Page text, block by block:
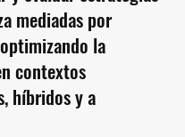
mediadas por
la
contextos
híbridos y a